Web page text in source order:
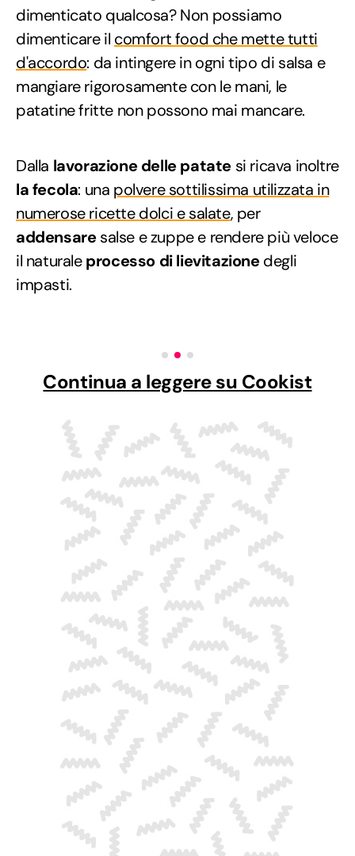
dimenticato qualcosa? Non possiamo
dimenticare il comfort food che mette tutti
d'accordo: da intingere in ogni tipo di salsa e
mangiare rigorosamente con le mani, le
patatine fritte non possono mai mancare.
Dalla lavorazione delle patate si ricava inoltre
la fecola: una polvere sottilissima utilizzata in
numerose ricette dolci e salate, per
addensaresalse e zuppe e rendere più veloce
il naturaleprocesso di lievitazionedegli
impasti.
Continua a leggere su Cookist